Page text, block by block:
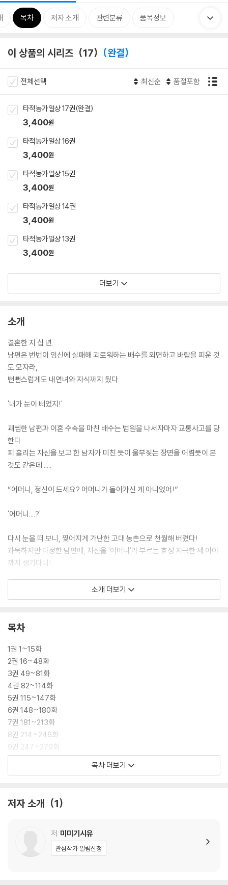
목차 저자 소개 관련분류 품목정보
이 상품의 시리즈 17 완결
전체선택 최신순 품절포함
타적농가일상 17권(완결)
3,400원
타적농가일상 16권
3,400원
타적농가일상 15권
3,400원
타적농가일상 14권
3,400원
타적농가일상 13권
3,400원
더보기
소개
결혼한 지 십 년.
남편은 번번이 임신에 실패해 괴로워하는 배수를 외면하고 바람을 피운 것
도 모자라,
뻔뻔스럽게도 내연녀와 자식까지 뒀다.
'내가 눈이 삐었지!'
괘씸한 남편과 이혼 수속을 마친 배수는 법원을 나서자마자 교통사고를 당
한다.
피 흘리는 자신을 보고 한 남자가 미친 듯이 울부짖는 장면을 어렴풋이 본
것도 같은데......
“어머니, 정신이 드세요? 어머니가 돌아가신 게 아니었어!”
'어머니....?'
다시 눈을 떠 보니, 찢어지게 가난한 고대 농촌으로 천월해 버렸다!
과묵하지만 다정한 남편에, 자신을 '어머니'라 부르는 효성 지극한 세 아이
까지 생기다니!
'세 아이는 이래저래 키울 수 있겠는데, 남편은 어쩌지?'
는 것도 잠시,
하기로 한다.
한편, 억척스럽고 인색했던 아내의 온화하고 생기 넘치는 모습에,
남편 주성은 신혼 때도 느끼지 못했던 묘한 감정에 휩싸이게 되는데......
소개 더보기
목차
1권 1~15화
2권 16~48화
3권 49~81화
4권 82~114화
5권 115~147화
6권 148~180화
7권 181~213화
8권 214~246화
9권 247~279화
10권 280~312화
14권 412~445화
16권 480~513화
17권 514~560화 (외전 포함 완결)
목차 더보기
저자 소개 1
저 미미기시유
관심작가 알림신청